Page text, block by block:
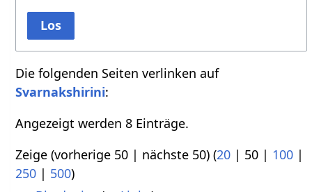
Los
Die folgenden Seiten verlinken auf
Svarnakshirini:
Angezeigt werden 8 Einträge.
Zeige (vorherige 50 | nächste 50) (20 | 50 | 100 |
250 | 500)